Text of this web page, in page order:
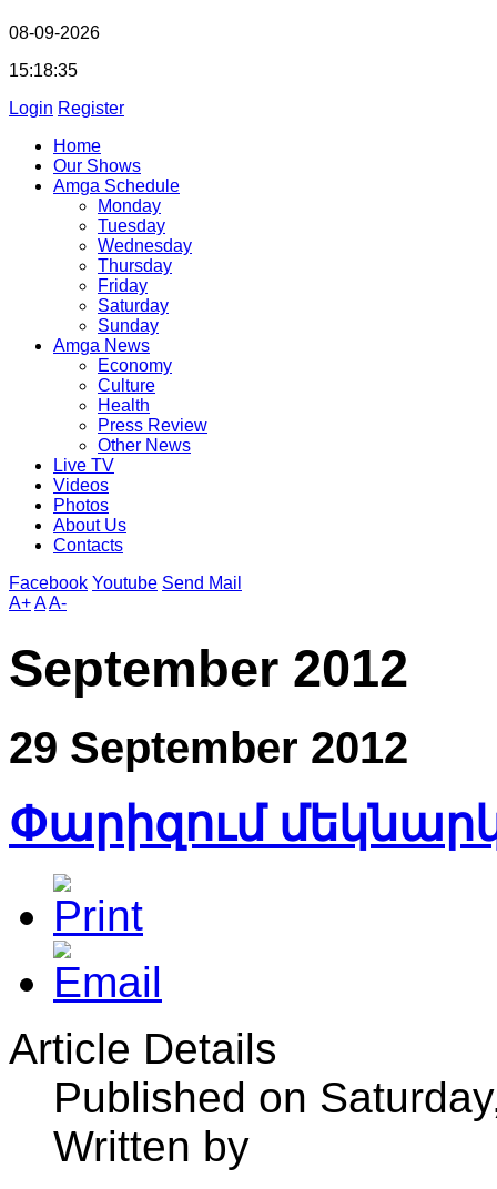
08-09-2026
15:18:36
Login Register
Home
Our Shows
Amga Schedule
Monday
Tuesday
Wednesday
Thursday
Friday
Saturday
Sunday
Amga News
Economy
Culture
Health
Press Review
Other News
Live TV
Videos
Photos
About Us
Contacts
Facebook Youtube Send Mail
A+AA-
September 2012
29 September 2012
Փարիզում
Article Details
Published on
Written by